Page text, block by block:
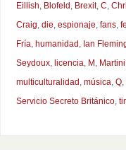
Eillish, Blofeld , Brexit, C,
Craig, die, espionaje, fans,
Fría, humanidad , Ian
Seydoux, licencia, M , Martini
multiculturalidad , música, Q,
Servicio Secreto Británico,